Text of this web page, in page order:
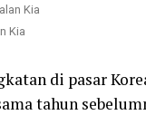
Kia
di pasar
tahun